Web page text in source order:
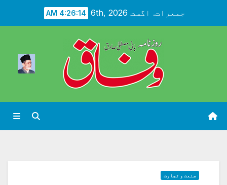
جمعرات. اگست 6th, 2026 4:26:16 AM
صنعت و تجارت